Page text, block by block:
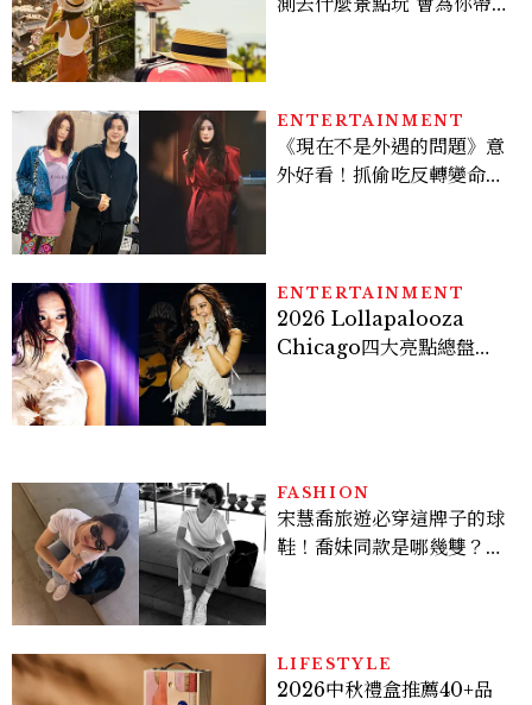
ENTERTAINMENT
《現在不是外遇的問題》意
外好看！抓偷吃反轉變命
看點懶人包
ENTERTAINMENT
2026 Lollapalooza
Chicago四大亮點總盤
FASHION
宋慧喬旅遊必穿這牌子的球
鞋！喬妹同款是哪幾雙？
LIFESTYLE
2026中秋禮盒推薦40+品